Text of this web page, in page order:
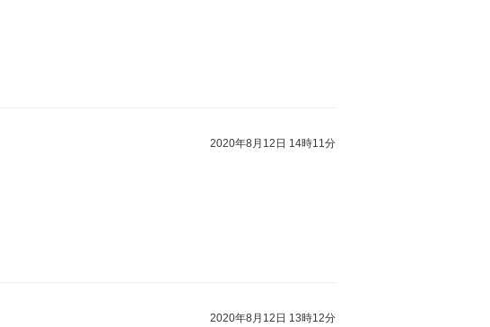
2020年8月12日 14時11分
2020年8月12日 13時12分